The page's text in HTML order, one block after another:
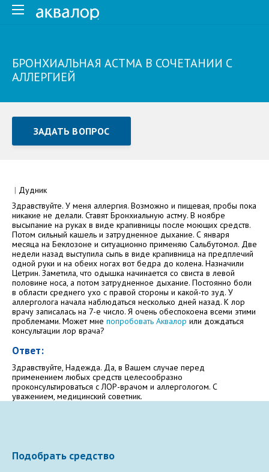
БРОНХИАЛЬНАЯ АСТМА В СОЧЕТАНИИ С
АЛЛЕРГИЕЙ
ЗАДАТЬ ВОПРОС
Как Вас зовут
Электронная почта
Ваше сообщение
| Дудник
Здравствуйте. У меня аллергия. Возможно и пищевая, пробы пока
никакие не делали. Ставят Бронхиальную астму. В ноябре
высыпание на руках в виде крапивницы после моющих средств.
Потом сильный кашель и затрудненное дыхание. С января
месяца на Беклозоне и ситуационно применяю Сальбутомол. Две
недели назад выступила сыпь в виде крапивница на предплечий
одной руки и на обеих ногах вот бедра до колена. Назначили
Цетрин. Заметила, что одышка начинается со свиста в левой
половине носа, а потом затрудненное дыхание. Постоянно боли
в области среднего ухо с правой стороны и какой-то зуд. У
аллерголога начала наблюдаться несколько дней назад. К лор
врачу записалась на 7-е число. Я очень обеспокоена всеми этими
проблемами. Может мне попробовать Аквалор или дождаться
консультации лор врача?
Ответ:
Здравствуйте, Надежда. Да, в Вашем случае перед
применением любых средств целесообразно
проконсультироваться с ЛОР-врачом и аллергологом. С
уважением, медицинский советник.
Подобрать средство